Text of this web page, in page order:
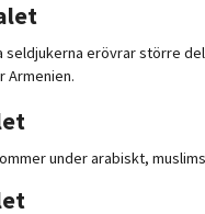
seldjukerna erövrar större
Armenien.
under arabiskt,